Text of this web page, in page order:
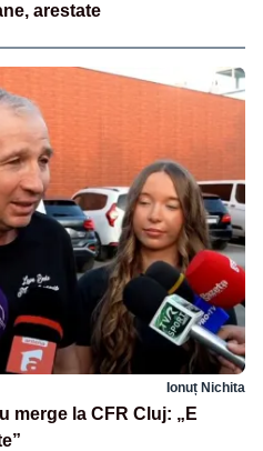
arestate
Ionuț Nichita
merge la CFR Cluj: „E